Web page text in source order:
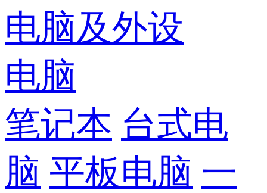
电脑及外设
电脑
笔记本 台式电
脑 平板电脑 一